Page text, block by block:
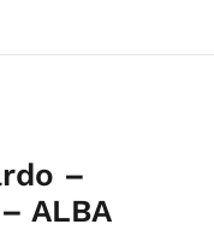
–
ALBA